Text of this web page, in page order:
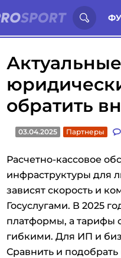
Иностранцы о спорте
обратить
03.04.2025 Партнеры
Расчетно-кассовое
инфраструктуры для
зависят скорость и
Госуслугами. В 2025
платформы, а тарифы
гибкими. Для ИП и
Сравнить и